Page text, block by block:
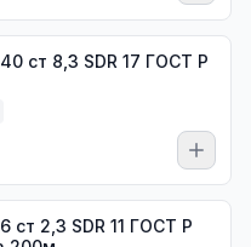
ст 8,3 SDR 17 ГОСТ Р
ст 2,3 SDR 11 ГОСТ Р